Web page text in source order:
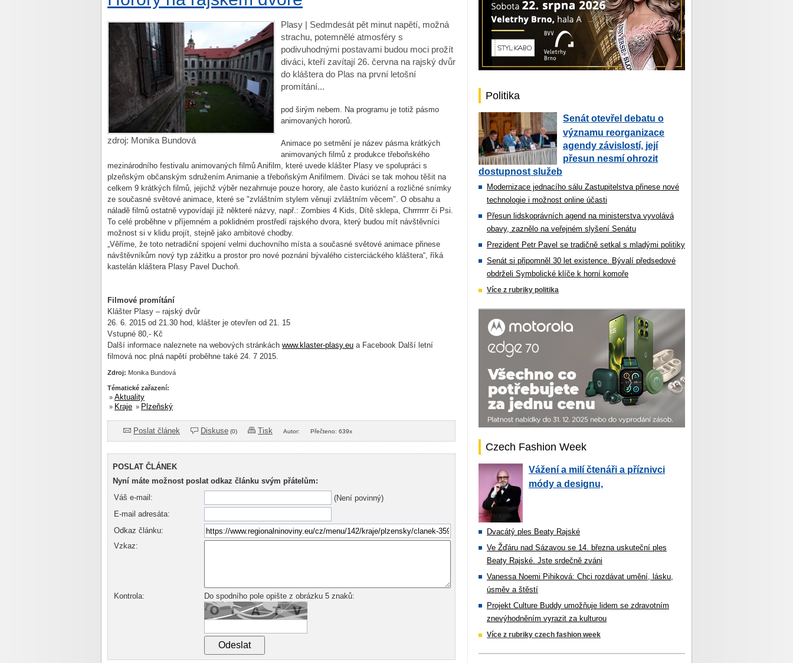
zdroj: Monika Bundová
Plasy | Sedmdesát pět minut napětí, možná
strachu, potemnělé atmosféry s
podivuhodnými postavami budou moci prožít
diváci, kteří zavítají 26. června na rajský dvůr
do kláštera do Plas na první letošní
promítání...
pod širým nebem. Na programu je totiž pásmo
animovaných hororů.
Animace po setmění je název pásma krátkých
animovaných filmů z produkce třeboňského
mezinárodního festivalu animovaných filmů Anifilm, které uvede klášter Plasy ve spolupráci s
plzeňským občanským sdružením Animanie a třeboňským Anifilmem. Diváci se tak mohou těšit na
celkem 9 krátkých filmů, jejichž výběr nezahrnuje pouze horory, ale často kuriózní a rozličné snímky
ze současné světové animace, které se "zvláštním stylem věnují zvláštním věcem". O obsahu a
náladě filmů ostatně vypovídají již některé názvy, např.: Zombies 4 Kids, Dítě sklepa, Chrrrrrrr či Psi.
To celé proběhne v příjemném a poklidném prostředí rajského dvora, který budou mít návštěvníci
možnost si v klidu projít, stejně jako ambitové chodby.
„Věříme, že toto netradiční spojení velmi duchovního místa a současné světové animace přinese
návštěvníkům nový typ zážitku a prostor pro nové poznání bývalého cisterciáckého kláštera“, říká
kastelán kláštera Plasy Pavel Duchoň.
Filmové promítání
Klášter Plasy – rajský dvůr
26. 6. 2015 od 21.30 hod, klášter je otevřen od 21. 15
Vstupné 80,- Kč
Další informace naleznete na webových stránkách www.klaster-plasy.eu a Facebook Další letní
filmová noc plná napětí proběhne také 24. 7 2015.
Zdroj: Monika Bundová
Tématické zařazení:
» Aktuality
» Kraje » Plzeňský
Poslat článek Diskuse (0) Tisk Autor: Přečteno: 639x
POSLAT ČLÁNEK
Nyní máte možnost poslat odkaz článku svým přátelům:
Váš e-mail:
(Není povinný)
E-mail adresáta:
Odkaz článku:
Vzkaz:
Kontrola: Do spodního pole opište z obrázku 5 znaků:
Politika
Senát otevřel debatu o
významu reorganizace
agendy závislostí, její
přesun nesmí ohrozit
dostupnost služeb
Modernizace jednacího sálu Zastupitelstva přinese nové
technologie i možnost online účasti
Přesun lidskoprávních agend na ministerstva vyvolává
obavy, zaznělo na veřejném slyšení Senátu
Prezident Petr Pavel se tradičně setkal s mladými politiky
Senát si připomněl 30 let existence. Bývalí předsedové
obdrželi Symbolické klíče k horní komoře
Více z rubriky politika
Czech Fashion Week
Vážení a milí čtenáři a příznivci
módy a designu,
Dvacátý ples Beaty Rajské
Ve Žďáru nad Sázavou se 14. března uskuteční ples
Beaty Rajské. Jste srdečně zváni
Vanessa Noemi Pihiková: Chci rozdávat umění, lásku,
úsměv a štěstí
Projekt Culture Buddy umožňuje lidem se zdravotním
znevýhodněním vyrazit za kulturou
Více z rubriky czech fashion week